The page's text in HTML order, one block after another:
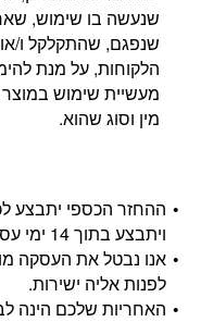
שנעשה בו שימוש,
שנפגם, שהתקלקל ו/
הלקוחות, על מנת
מעשיית שימוש במוצר
מין וסוג שהוא.
ההחזר הכספי יתבצע
ויתבצע בתוך 14 ימי עסקים מרגע החזרתו.
אנו נבטל את העסקה
לפנות אליה ישירות.
האחריות שלכם הינה